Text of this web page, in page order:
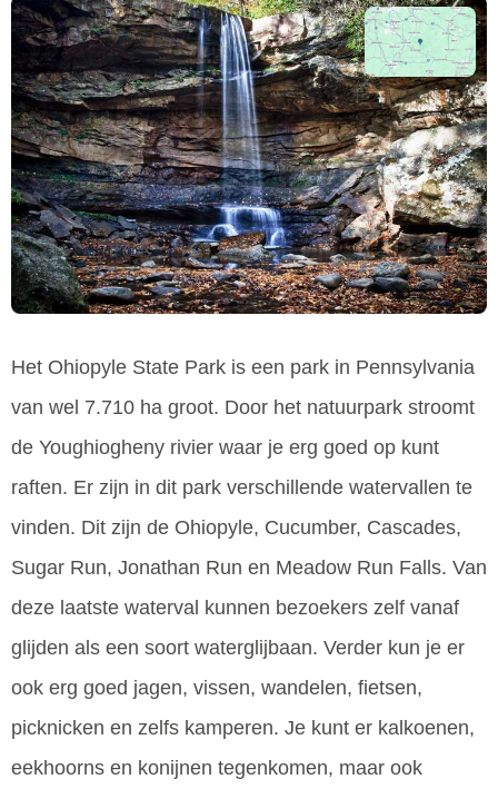
Het Ohiopyle State Park is een park in Pennsylvania
van wel 7.710 ha groot. Door het natuurpark stroomt
de Youghiogheny rivier waar je erg goed op kunt
raften. Er zijn in dit park verschillende watervallen te
vinden. Dit zijn de Ohiopyle, Cucumber, Cascades,
Sugar Run, Jonathan Run en Meadow Run Falls. Van
deze laatste waterval kunnen bezoekers zelf vanaf
glijden als een soort waterglijbaan. Verder kun je er
ook erg goed jagen, vissen, wandelen, fietsen,
picknicken en zelfs kamperen. Je kunt er kalkoenen,
eekhoorns en konijnen tegenkomen, maar ook